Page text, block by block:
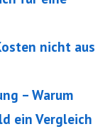
nicht aus
– Warum
ein Vergleich